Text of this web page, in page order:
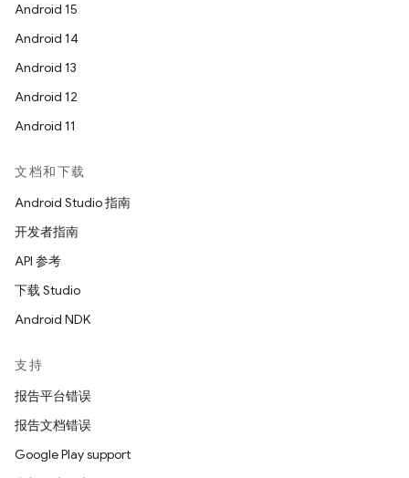
Android 15
Android 14
Android 13
Android 12
Android 11
文档和下载
Android Studio 指南
开发者指南
API 参考
下载 Studio
Android NDK
支持
报告平台错误
报告文档错误
Google Play support